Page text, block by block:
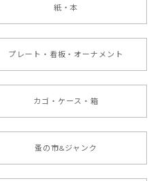
紙・本
プレート・看板・オーナメント
カゴ・ケース・箱
蚤の市&ジャンク